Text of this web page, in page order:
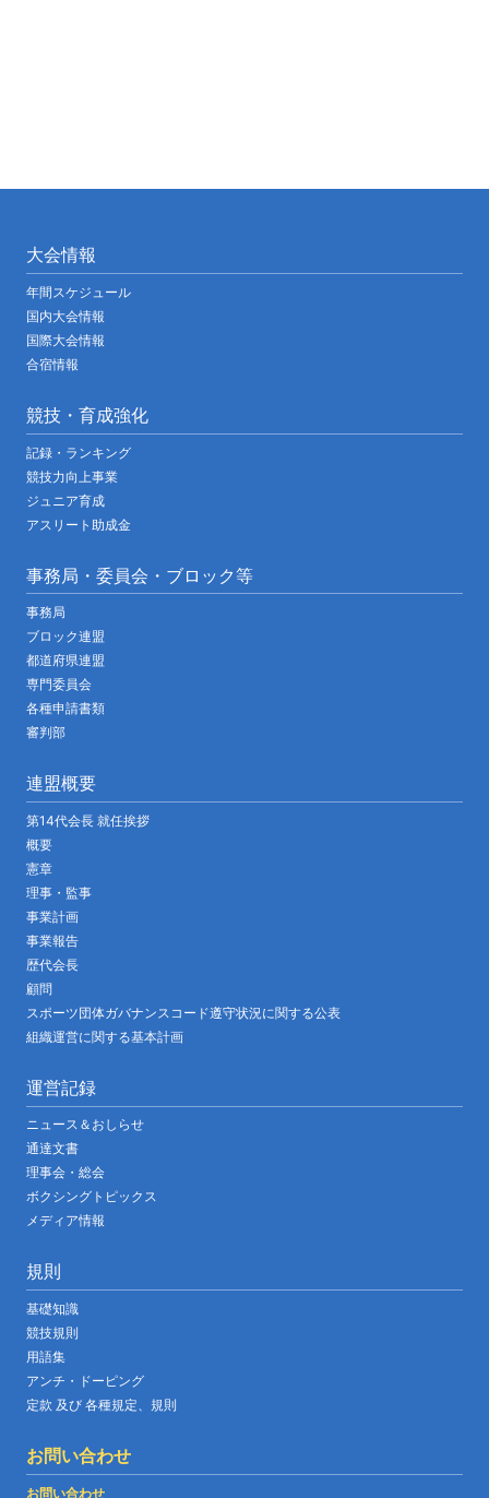
大会情報
年間スケジュール
国内大会情報
国際大会情報
合宿情報
競技・育成強化
記録・ランキング
競技力向上事業
ジュニア育成
アスリート助成金
事務局・委員会・ブロック等
事務局
ブロック連盟
都道府県連盟
専門委員会
各種申請書類
審判部
連盟概要
第14代会長 就任挨拶
概要
憲章
理事・監事
事業計画
事業報告
歴代会長
顧問
スポーツ団体ガバナンスコード遵守状況に関する公表
組織運営に関する基本計画
運営記録
ニュース＆おしらせ
通達文書
理事会・総会
ボクシングトピックス
メディア情報
規則
基礎知識
競技規則
用語集
アンチ・ドーピング
定款 及び 各種規定、規則
お問い合わせ
お問い合わせ